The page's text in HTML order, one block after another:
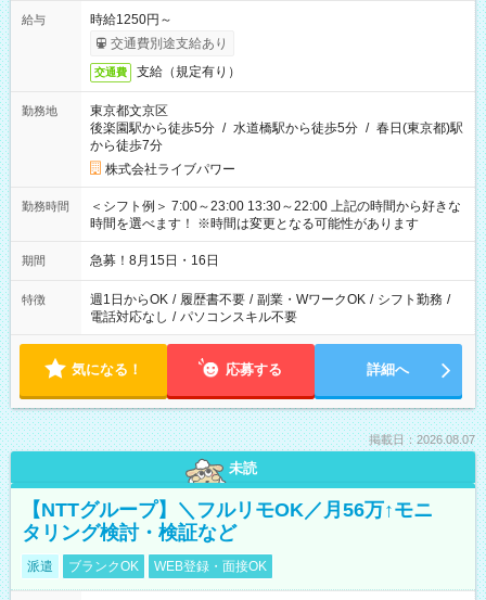
給与
時給1250円～
交通費別途支給あり
交通費 支給（規定有り）
勤務地
東京都文京区
後楽園駅から徒歩5分 / 水道橋駅から徒歩5分 / 春日(東京都)駅
から徒歩7分
株式会社ライブパワー
勤務時間
＜シフト例＞ 7:00～23:00 13:30～22:00 上記の時間から好きな
時間を選べます！ ※時間は変更となる可能性があります
期間 急募！8月15日・16日
特徴 週1日からOK / 履歴書不要 / 副業・WワークOK / シフト勤務 /
電話対応なし / パソコンスキル不要
気になる！ 応募する 詳細へ
掲載日：2026.08.07
未読
【NTTグループ】＼フルリモOK／月56万↑モニ
タリング検討・検証など
派遣 ブランクOK WEB登録・面接OK